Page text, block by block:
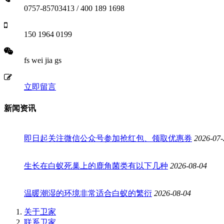
0757-85703413 / 400 189 1698
150 1964 0199
fs wei jia gs
立即留言
新闻资讯
即日起关注微信公众号参加抢红包、领取优惠券 2026-
生长在白蚁死巢上的鹿角菌类有以下几种 2026-08-04
温暖潮湿的环境非常适合白蚁的繁衍 2026-08-04
关于卫家
联系卫家